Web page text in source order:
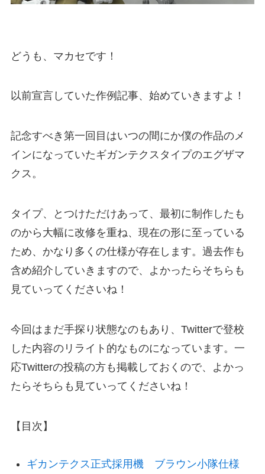
どうも、マカセです！
以前宣言していた作例記事、始めていきますよ！
記念すべき第一回目はいつの間にか僕の作品のメ
インになっていたギガンテクスタイプのエグザマ
クス。
タイプ、とつけただけあって、最初に制作したも
のから大幅に改修を重ね、現在の形に至っている
ため、かなり多くの仕様が存在します。過去作も
含め紹介していきますので、よかったらそちらも
見ていってくださいね！
今回はまだ手探り状態なのもあり、Twitterで登校
した内容のリライト的なものになっています。一
応Twitterの投稿の方も掲載しておくので、よかっ
たらそちらも見ていってくださいね！
【目次】
ギカンテクス正式採用機 ブラウン小隊仕様